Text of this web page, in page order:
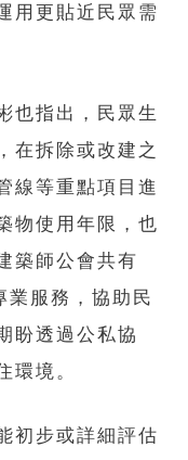
用更貼近民眾需
也指出，民眾生
在拆除或改建之
線等重點項目進
物使用年限，也
築師公會共有
業服務，協助民
盼透過公私協
環境。
初步或詳細評估